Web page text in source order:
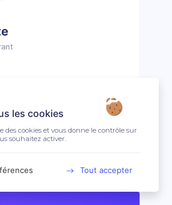
vous
les cookies
des cookies et vous donne le contrôle sur
souhaitez activer.
Tout accepter